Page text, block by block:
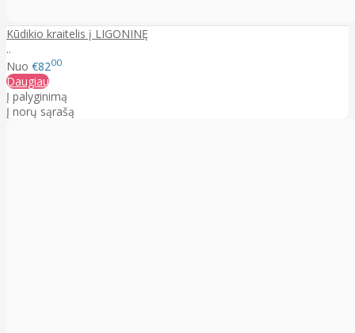
Kūdikio kraitelis į LIGONINĘ
..
Nuo €8200
Daugiau
Į palyginimą
Į norų sąrašą